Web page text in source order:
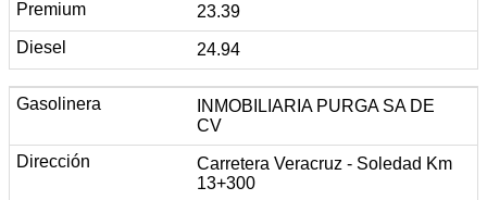
23.39
24.94
INMOBILIARIA PURGA SA DE
CV
Carretera Veracruz - Soledad Km
13+300